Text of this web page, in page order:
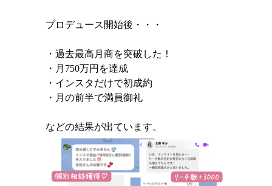
プロデュース開始後・・・
・過去最高月商を突破した！
・月750万円を達成
・インスタだけで初成約
・月の前半で満員御礼
などの結果が出ています。